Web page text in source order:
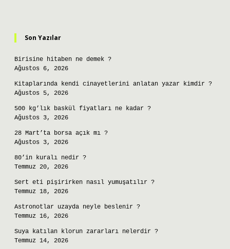
Son Yazılar
Birisine hitaben ne demek ?
Ağustos 6, 2026
Kitaplarında kendi cinayetlerini anlatan yazar kimdir ?
Ağustos 5, 2026
500 kg’lık baskül fiyatları ne kadar ?
Ağustos 3, 2026
28 Mart’ta borsa açık mı ?
Ağustos 3, 2026
80’in kuralı nedir ?
Temmuz 20, 2026
Sert eti pişirirken nasıl yumuşatılır ?
Temmuz 18, 2026
Astronotlar uzayda neyle beslenir ?
Temmuz 16, 2026
Suya katılan klorun zararları nelerdir ?
Temmuz 14, 2026